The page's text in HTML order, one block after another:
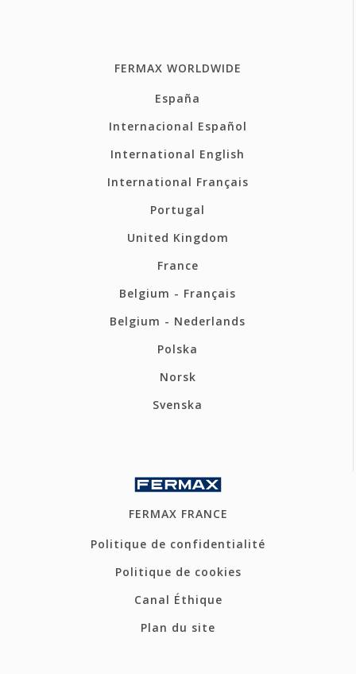
FERMAX WORLDWIDE
España
Internacional Español
International English
International Français
Portugal
United Kingdom
France
Belgium - Français
Belgium - Nederlands
Polska
Norsk
Svenska
FERMAX FRANCE
Politique de confidentialité
Politique de cookies
Canal Éthique
Plan du site